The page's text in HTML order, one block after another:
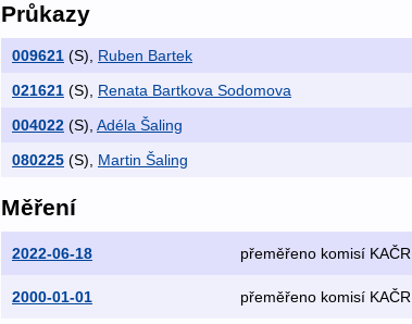
Průkazy
009621 (S), Ruben Bartek
021621 (S), Renata Bartkova Sodomova
004022 (S), Adéla Šaling
080225 (S), Martin Šaling
Měření
2022-06-18 přeměřeno komisí KAČR
2000-01-01 přeměřeno komisí KAČR